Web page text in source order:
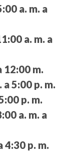
a. m. a
a. m. a
12:00 m.
a 5:00 p. m.
p. m.
a. m. a
4:30 p. m.